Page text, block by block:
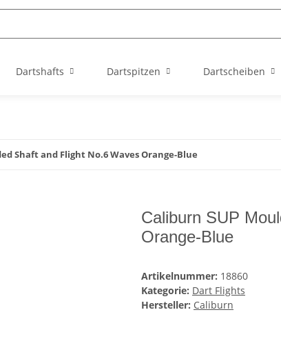
Dartshafts Dartspitzen Dartscheiben
Shaft and Flight No.6 Waves Orange-Blue
Caliburn SUP
Orange-Blue
Artikelnummer: 18860
Kategorie: Dart Flights
Hersteller: Caliburn